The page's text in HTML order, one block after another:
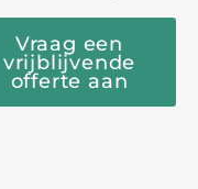
Vraag een
vrijblijvende
offerte aan